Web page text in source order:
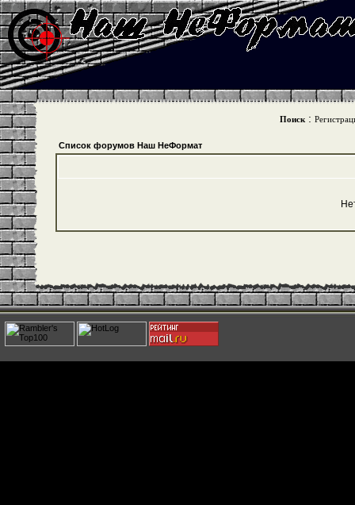
Поиск :
Список форумов Наш НеФормат